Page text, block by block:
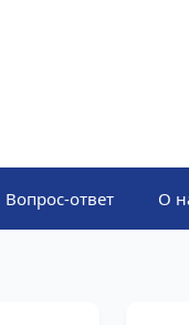
Вопрос-ответ О